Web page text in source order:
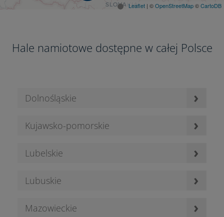
Leaflet | ©OpenStreetMap©CartoDB
Hale namiotowe dostępne w całej Polsce
Dolnośląskie ›
Kujawsko-pomorskie ›
Lubelskie ›
Lubuskie ›
Mazowieckie ›